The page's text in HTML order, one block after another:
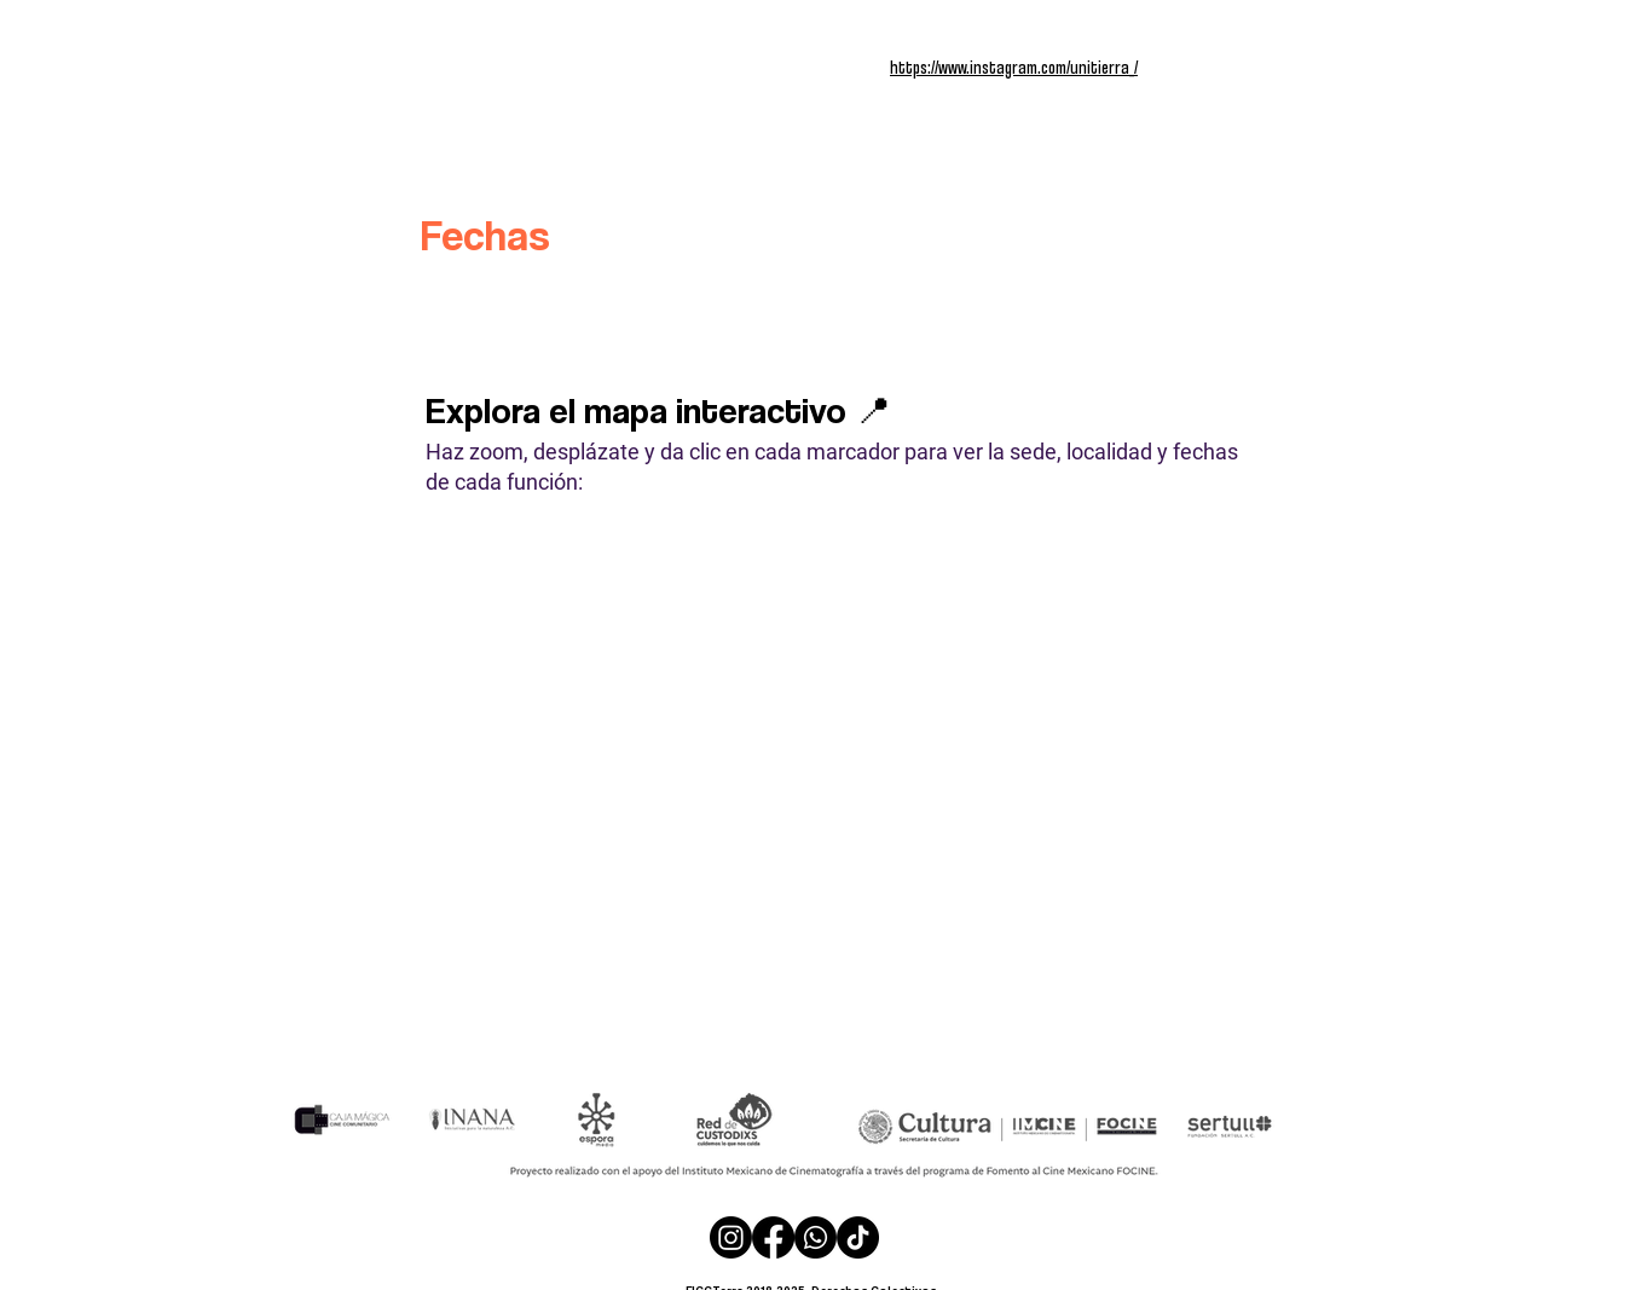
https://www.instagram.com/unitierra_/
Fechas
Explora el mapa interactivo 📍
Haz zoom, desplázate y da clic en cada marcador para ver la sede, localidad y fechas
de cada función: